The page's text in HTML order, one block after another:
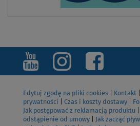
Edytuj zgodę na pliki cookies Kontakt
prywatności
Czas i koszty dostawy
Jak postępować z reklamacją produktu
odstąpienie od umowy
Jak zacząć